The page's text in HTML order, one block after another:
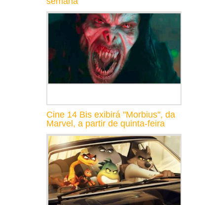
Cine 14 Bis exibirá "Morbius", da
Marvel, a partir de quinta-feira